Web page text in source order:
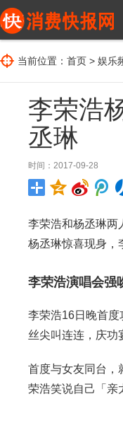
当前位置： 首页 > 娱乐
李荣浩
丞琳
时间：2017-09-28
李荣浩和杨丞琳两
杨丞琳惊喜现身，
李荣浩演唱会强
李荣浩16日晚首
丝尖叫连连，庆功
首度与女友同台，
荣浩笑说自己「亲